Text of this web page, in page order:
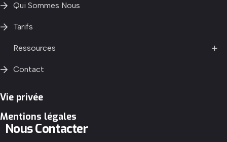
Qui Sommes Nous
Tarifs
Ressources
Contact
Vie privée
Mentions légales
Nous Contacter